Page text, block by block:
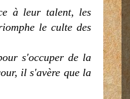
à leur talent, les
le culte des
s'occuper de la
il s'avère que la